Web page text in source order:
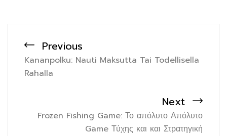
Previous
Kananpolku: Nauti Maksutta Tai Todellisella
Rahalla
Next
Frozen Fishing Game: Το απόλυτο Απόλυτο
Game Τύχης και και Στρατηγική